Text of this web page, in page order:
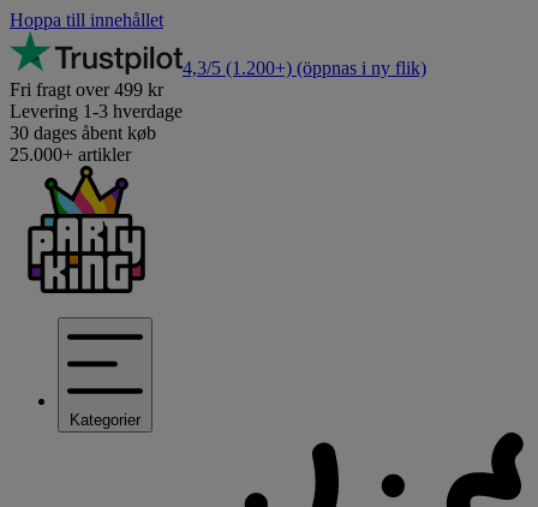
Hoppa till innehållet
4,3/5 (1.200+) (öppnas i ny flik)
Fri fragt over 499 kr
Levering 1-3 hverdage
30 dages åbent køb
25.000+ artikler
Kategorier